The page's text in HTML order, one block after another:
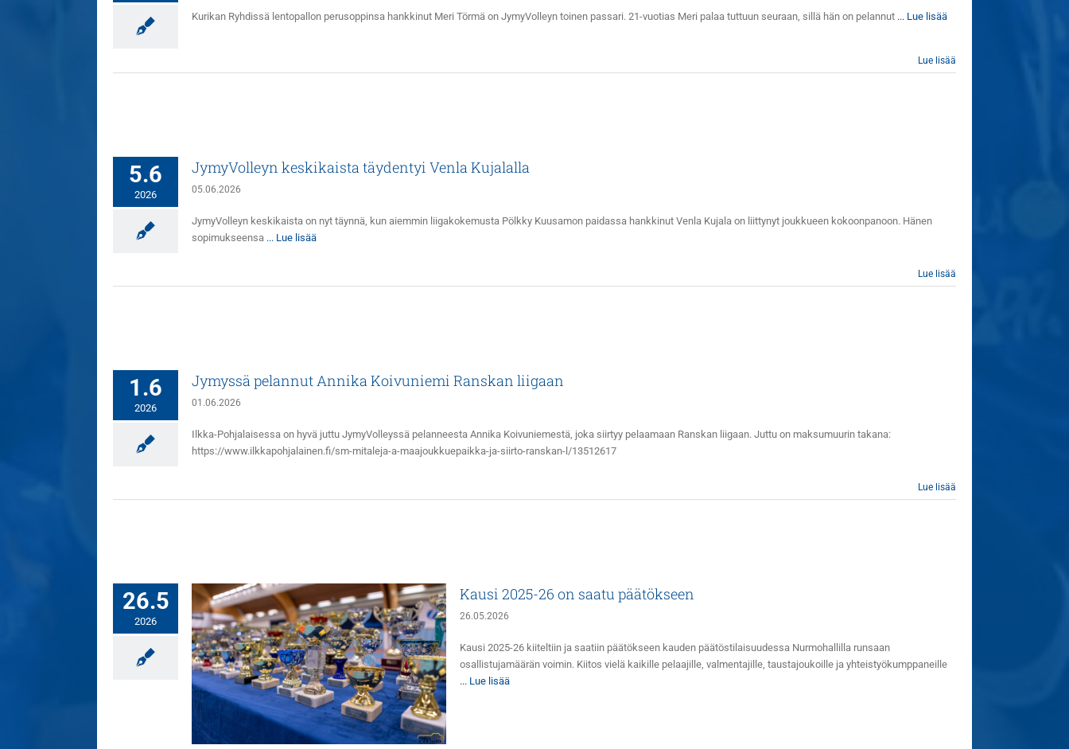
Kurikan Ryhdissä lentopallon perusoppinsa hankkinut Meri Törmä on JymyVolleyn toinen passari. 21-vuotias Meri palaa tuttuun seuraan, sillä hän on pelannut ... Lue lisää
Lue lisää
5.6
2026
JymyVolleyn keskikaista täydentyi Venla Kujalalla
05.06.2026
JymyVolleyn keskikaista on nyt täynnä, kun aiemmin liigakokemusta Pölkky Kuusamon paidassa hankkinut Venla Kujala on liittynyt joukkueen kokoonpanoon. Hänen
sopimukseensa ... Lue lisää
Lue lisää
1.6
2026
Jymyssä pelannut Annika Koivuniemi Ranskan liigaan
01.06.2026
Ilkka-Pohjalaisessa on hyvä juttu JymyVolleyssä pelanneesta Annika Koivuniemestä, joka siirtyy pelaamaan Ranskan liigaan. Juttu on maksumuurin takana:
https://www.ilkkapohjalainen.fi/sm-mitaleja-a-maajoukkuepaikka-ja-siirto-ranskan-l/13512617
Lue lisää
26.5
2026
Kausi 2025-26 on saatu päätökseen
26.05.2026
Kausi 2025-26 kiiteltiin ja saatiin päätökseen kauden päätöstilaisuudessa Nurmohallilla runsaan
osallistujamäärän voimin. Kiitos vielä kaikille pelaajille, valmentajille, taustajoukoille ja yhteistyökumppaneille
... Lue lisää